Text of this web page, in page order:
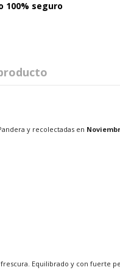
100% seguro
y recolectadas en
Equilibrado y con fuerte